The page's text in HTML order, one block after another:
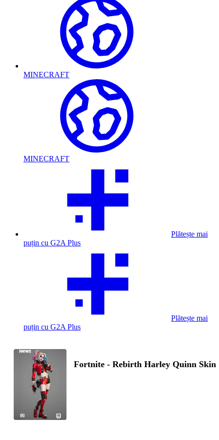
MINECRAFT
MINECRAFT
Plătește mai
puțin cu G2A Plus
Plătește mai
puțin cu G2A Plus
Fortnite - Rebirth Harley Quinn Skin